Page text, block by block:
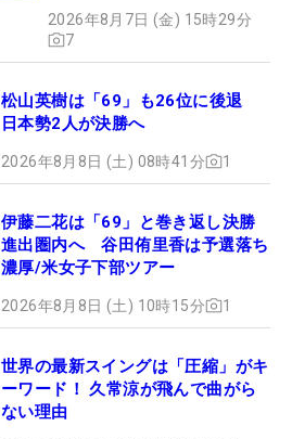
2026年8月7日 (金) 15時29分
7
松山英樹は「69」も26位に後退
日本勢2人が決勝へ
2026年8月8日 (土) 08時41分 1
伊藤二花は「69」と巻き返し決勝
進出圏内へ 谷田侑里香は予選落ち
濃厚/米女子下部ツアー
2026年8月8日 (土) 10時15分 1
世界の最新スイングは「圧縮」がキ
ーワード！ 久常涼が飛んで曲がら
ない理由